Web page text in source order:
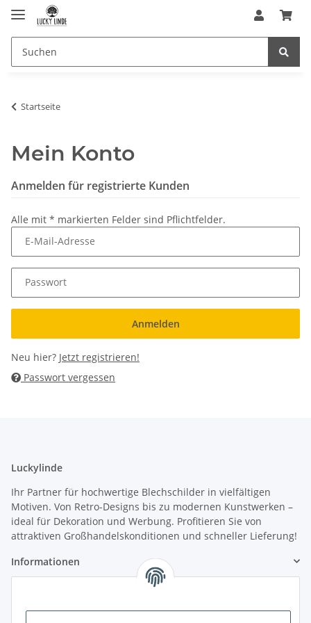
Startseite
Mein Konto
Anmelden für registrierte Kunden
Alle mit * markierten Felder sind Pflichtfelder.
E-Mail-Adresse
Passwort
Anmelden
Neu hier? Jetzt registrieren!
Passwort vergessen
Luckylinde
Ihr Partner für hochwertige Blechschilder in vielfältigen
Motiven. Von Retro-Designs bis zu modernen Kunstwerken –
ideal für Dekoration und Werbung. Profitieren Sie von
attraktiven Großhandelskonditionen und schneller Lieferung!
Informationen